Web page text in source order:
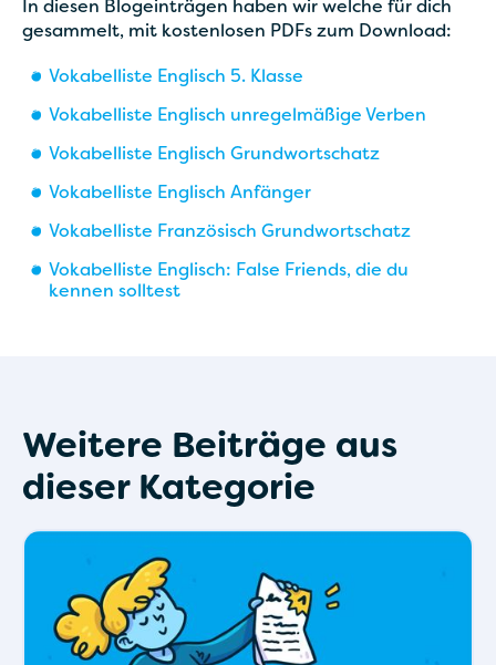
In diesen Blogeinträgen haben wir welche für dich
gesammelt, mit kostenlosen PDFs zum Download:
Vokabelliste Englisch 5. Klasse
Vokabelliste Englisch unregelmäßige Verben
Vokabelliste Englisch Grundwortschatz
Vokabelliste Englisch Anfänger
Vokabelliste Französisch Grundwortschatz
Vokabelliste Englisch: False Friends, die du
kennen solltest
Weitere Beiträge aus
dieser Kategorie